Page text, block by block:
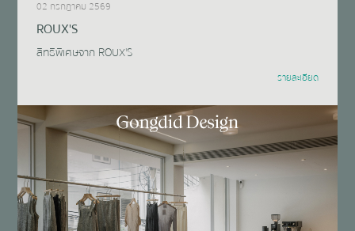
02 กรกฎาคม 2569
ROUX'S
สิทธิพิเศษจาก ROUX'S
รายละเอียด